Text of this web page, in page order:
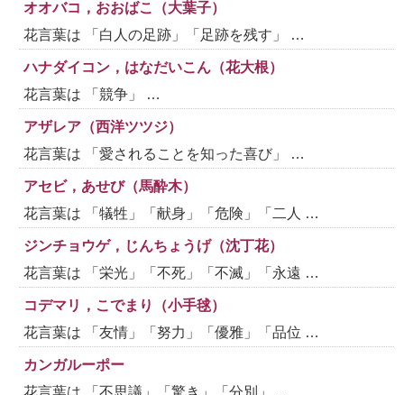
オオバコ，おおばこ（大葉子）
花言葉は 「白人の足跡」「足跡を残す」 …
ハナダイコン，はなだいこん（花大根）
花言葉は 「競争」 …
アザレア（西洋ツツジ）
花言葉は 「愛されることを知った喜び」 …
アセビ，あせび（馬酔木）
花言葉は 「犠牲」「献身」「危険」「二人 …
ジンチョウゲ，じんちょうげ（沈丁花）
花言葉は 「栄光」「不死」「不滅」「永遠 …
コデマリ，こでまり（小手毬）
花言葉は 「友情」「努力」「優雅」「品位 …
カンガルーポー
花言葉は 「不思議」「驚き」「分別」 …